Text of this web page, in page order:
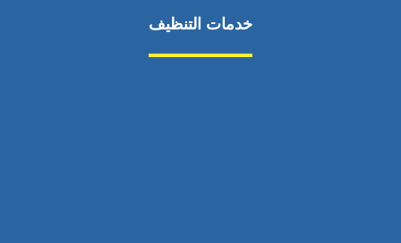
خدمات التنظيف